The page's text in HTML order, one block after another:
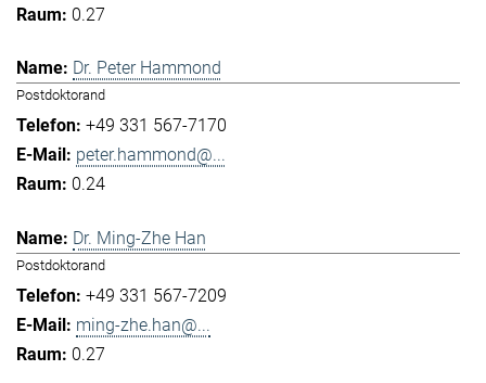
0.27
Dr. Peter Hammond
Postdoktorand
+49 331 567-7170
peter.hammond@...
0.24
Dr. Ming-Zhe Han
Postdoktorand
+49 331 567-7209
ming-zhe.han@...
0.27